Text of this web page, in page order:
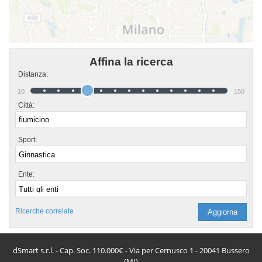
Affina la ricerca
Distanza:
10 150
Città:
Sport:
Ente:
Ricerche correlate
dSmart s.r.l. - Cap. Soc. 110.000€ - Via per Cernusco 1 - 20041 Bussero